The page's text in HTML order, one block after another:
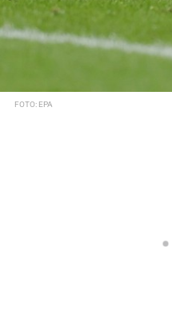
FOTO: EPA